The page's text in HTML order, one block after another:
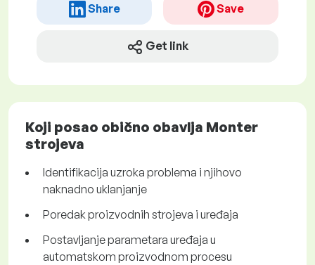
Share Save
Get link
Koji posao obično obavlja Monter
strojeva
Identifikacija uzroka problema i njihovo
naknadno uklanjanje
Poredak proizvodnih strojeva i uređaja
Postavljanje parametara uređaja u
automatskom proizvodnom procesu